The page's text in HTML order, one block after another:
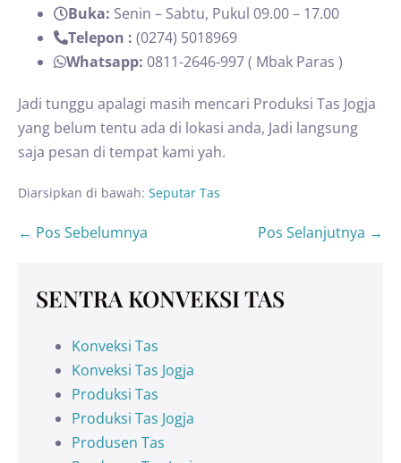
Buka: Senin – Sabtu, Pukul 09.00 – 17.00
Telepon : (0274) 5018969
Whatsapp: 0811-2646-997 ( Mbak Paras )
Jadi tunggu apalagi masih mencari Produksi Tas Jogja
yang belum tentu ada di lokasi anda, Jadi langsung
saja pesan di tempat kami yah.
Diarsipkan di bawah: Seputar Tas
← Pos Sebelumnya Pos Selanjutnya →
SENTRA KONVEKSI TAS
Konveksi Tas
Konveksi Tas Jogja
Produksi Tas
Produksi Tas Jogja
Produsen Tas